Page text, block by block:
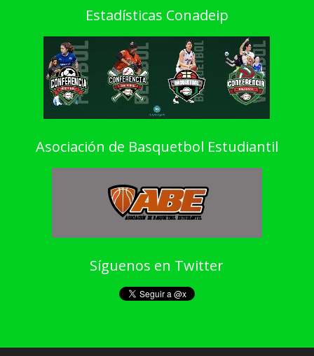
Estadísticas Conadeip
Asociación de Basquetbol Estudiantil
Síguenos en Twitter